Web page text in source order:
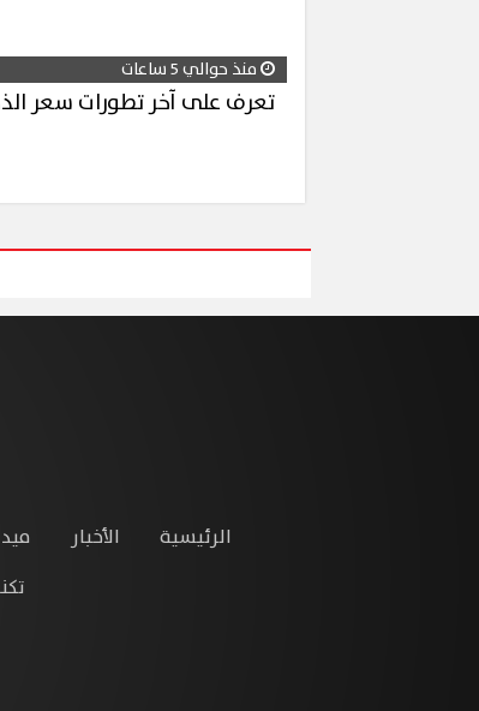
منذ حوالي 5 ساعات
تعرف على آخر تطورات سعر
الرئيسية الأخبار